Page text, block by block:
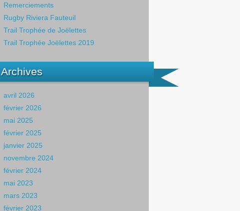
Remerciements
Rugby Riviera Fauteuil
Trail Trophée de Joëlettes
Trail Trophée Joëlettes 2019
Archives
avril 2026
février 2026
mai 2025
février 2025
janvier 2025
novembre 2024
février 2024
mai 2023
mars 2023
février 2023